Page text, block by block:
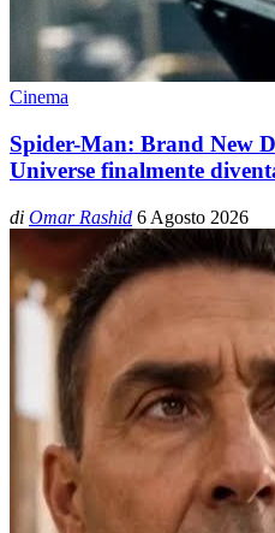
Cinema
Spider-Man: Brand New
Universe finalmente
di Omar Rashid 6 Agosto 2026